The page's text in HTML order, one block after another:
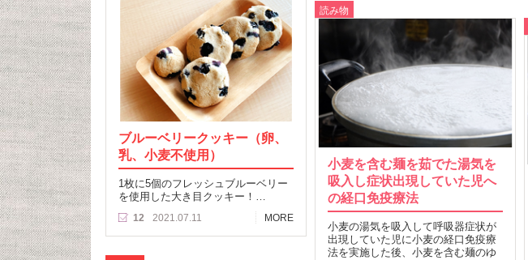
ブルーベリークッキー（卵、
乳、小麦不使用）
1枚に5個のフレッシュブルーベリー
を使用した大き目クッキー！…
12 2021.07.11 MORE
読み物
小麦を含む麺を茹でた湯気を
吸入し症状出現していた児へ
の経口免疫療法
小麦の湯気を吸入して呼吸器症状が
出現していた児に小麦の経口免疫療
法を実施した後、小麦を含む麺のゆ